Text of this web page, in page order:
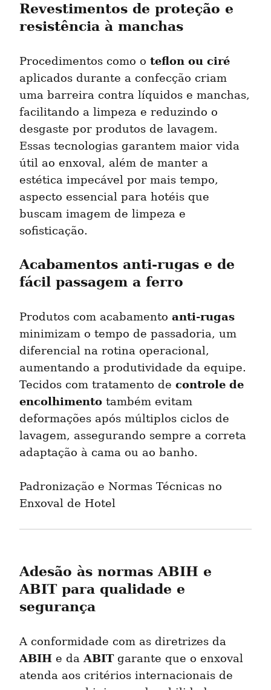
Revestimentos de proteção e
resistência à manchas
Procedimentos como o teflon ou ciré
aplicados durante a confecção criam
uma barreira contra líquidos e manchas,
facilitando a limpeza e reduzindo o
desgaste por produtos de lavagem.
Essas tecnologias garantem maior vida
útil ao enxoval, além de manter a
estética impecável por mais tempo,
aspecto essencial para hotéis que
buscam imagem de limpeza e
sofisticação.
Acabamentos anti-rugas e de
fácil passagem a ferro
Produtos com acabamento anti-rugas
minimizam o tempo de passadoria, um
diferencial na rotina operacional,
aumentando a produtividade da equipe.
Tecidos com tratamento de controle de
encolhimento também evitam
deformações após múltiplos ciclos de
lavagem, assegurando sempre a correta
adaptação à cama ou ao banho.
Padronização e Normas Técnicas no
Enxoval de Hotel
Adesão às normas ABIH e
ABIT para qualidade e
segurança
ABIH e da ABIT garante que o enxoval
atenda aos critérios internacionais de